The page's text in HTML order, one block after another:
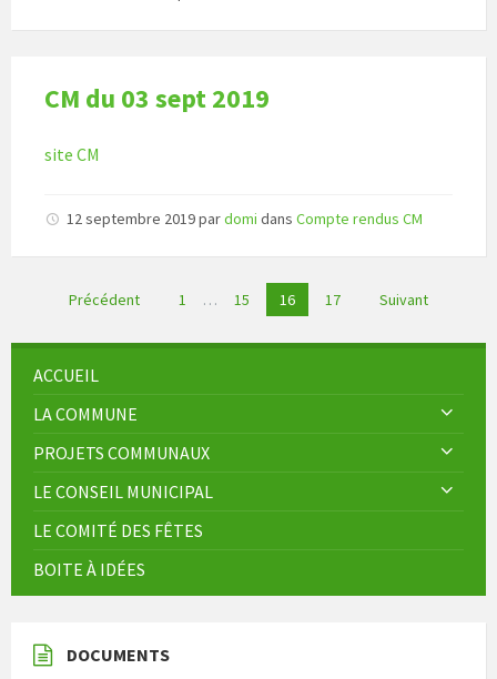
CM du 03 sept 2019
site CM
12 septembre 2019pardomi dans Compte rendus CM
Pagination
publications
Précédent 1 … 15 16 17 Suivant
ACCUEIL
LA COMMUNE
PROJETS COMMUNAUX
LE CONSEIL MUNICIPAL
LE COMITÉ DES FÊTES
BOITE À IDÉES
DOCUMENTS